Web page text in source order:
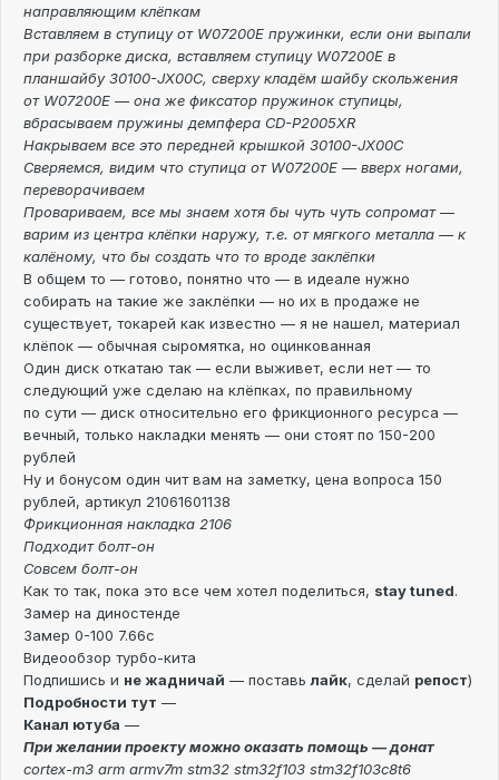
направляющим клёпкам
Вставляем в ступицу от W07200E пружинки, если они выпали
при разборке диска, вставляем ступицу W07200E в
планшайбу 30100-JX00C, сверху кладём шайбу скольжения
от W07200E — она же фиксатор пружинок ступицы,
вбрасываем пружины демпфера CD-P2005XR
Накрываем все это передней крышкой 30100-JX00C
Сверяемся, видим что ступица от W07200E — вверх ногами,
переворачиваем
Провариваем, все мы знаем хотя бы чуть чуть сопромат —
варим из центра клёпки наружу, т.е. от мягкого металла — к
калёному, что бы создать что то вроде заклёпки
В общем то — готово, понятно что — в идеале нужно
собирать на такие же заклёпки — но их в продаже не
существует, токарей как известно — я не нашел, материал
клёпок — обычная сыромятка, но оцинкованная
Один диск откатаю так — если выживет, если нет — то
следующий уже сделаю на клёпках, по правильному
по сути — диск относительно его фрикционного ресурса —
вечный, только накладки менять — они стоят по 150-200
рублей
Ну и бонусом один чит вам на заметку, цена вопроса 150
рублей, артикул 21061601138
Фрикционная накладка 2106
Подходит болт-он
Совсем болт-он
Как то так, пока это все чем хотел поделиться, stay tuned.
Замер на диностенде
Замер 0-100 7.66с
Видеообзор турбо-кита
Подпишись и не жадничай — поставьлайк, сделай репост)
Подробности тут —
Канал ютуба —
При желании проекту можно оказать помощь — донат
cortex-m3 arm armv7m stm32 stm32f103 stm32f103c8t6